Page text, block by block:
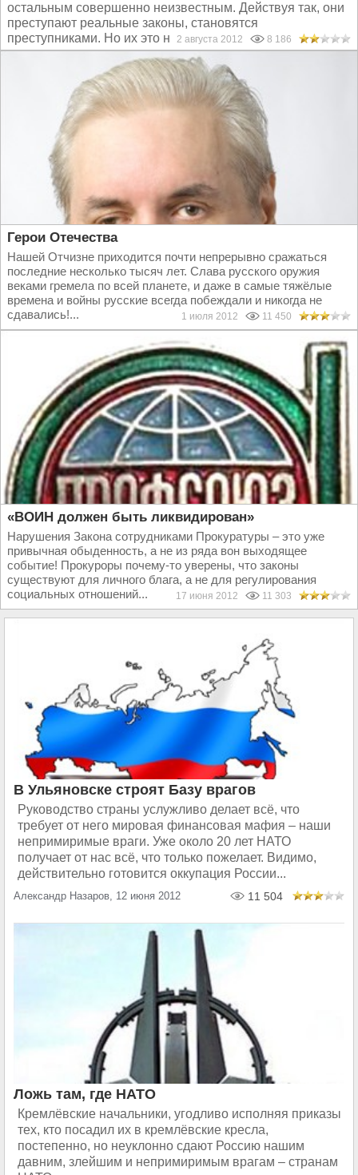
остальным совершенно неизвестным. Действуя так, они
преступают реальные законы, становятся
преступниками. Но их это не смущает...
2 августа 2012 8 186
Герои Отечества
Нашей Отчизне приходится почти непрерывно сражаться
последние несколько тысяч лет. Слава русского оружия
веками гремела по всей планете, и даже в самые тяжёлые
времена и войны русские всегда побеждали и никогда не
сдавались!...
1 июля 2012 11 450
«ВОИН должен быть ликвидирован»
Нарушения Закона сотрудниками Прокуратуры – это уже
привычная обыденность, а не из ряда вон выходящее
событие! Прокуроры почему-то уверены, что законы
существуют для личного блага, а не для регулирования
социальных отношений...
17 июня 2012 11 303
В Ульяновске строят Базу врагов
Руководство страны услужливо делает всё, что
требует от него мировая финансовая мафия – наши
непримиримые враги. Уже около 20 лет НАТО
получает от нас всё, что только пожелает. Видимо,
действительно готовится оккупация России...
Александр Назаров, 12 июня 2012 11 504
Ложь там, где НАТО
Кремлёвские начальники, угодливо исполняя приказы
тех, кто посадил их в кремлёвские кресла,
постепенно, но неуклонно сдают Россию нашим
давним, злейшим и непримиримым врагам – странам